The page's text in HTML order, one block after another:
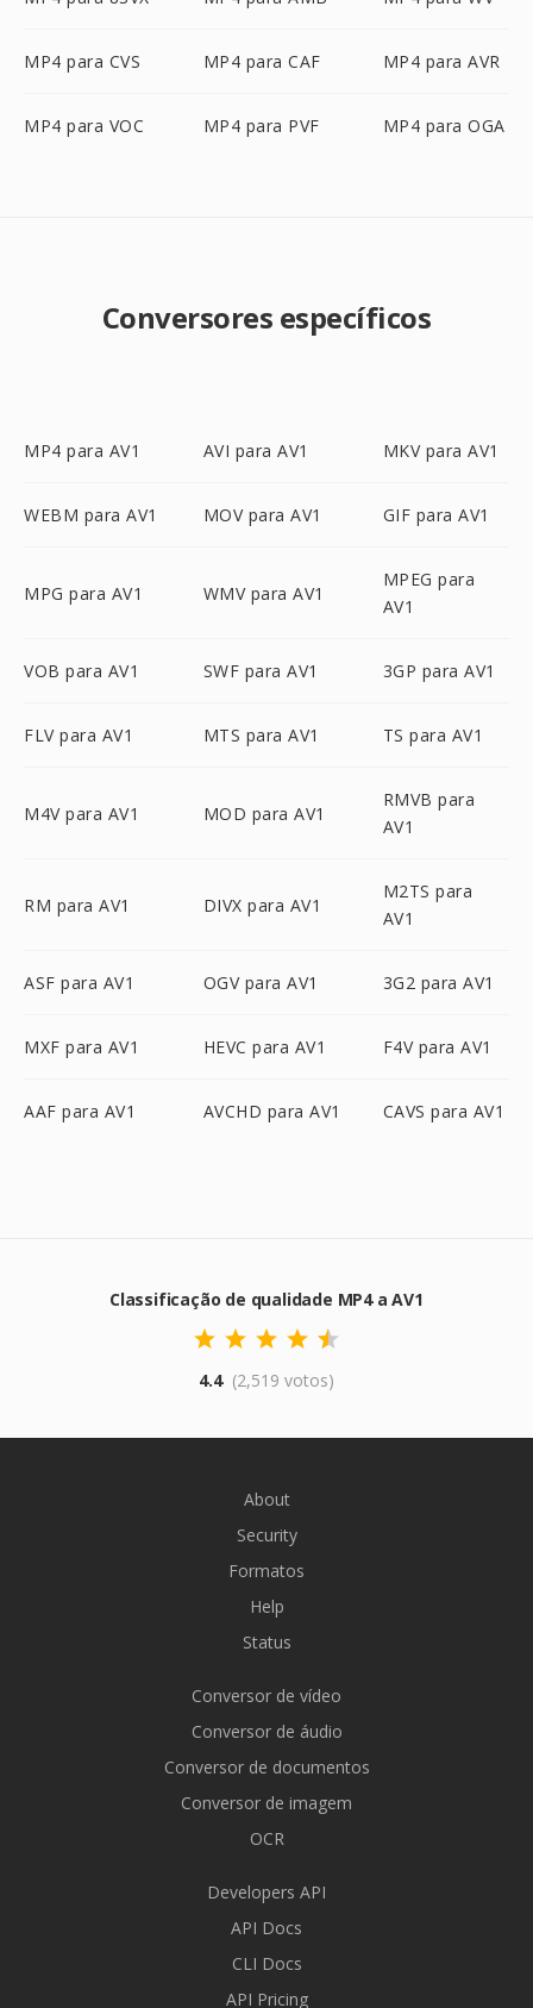
MP4 para CVS MP4 para CAF MP4 para AVR
MP4 para VOC MP4 para PVF MP4 para OGA
Conversores específicos
MP4 para AV1 AVI para AV1 MKV para AV1
WEBM para AV1 MOV para AV1 GIF para AV1
MPG para AV1 WMV para AV1
MPEG para
AV1
VOB para AV1 SWF para AV1 3GP para AV1
FLV para AV1 MTS para AV1 TS para AV1
M4V para AV1 MOD para AV1
RMVB para
AV1
RM para AV1 DIVX para AV1
M2TS para
AV1
ASF para AV1 OGV para AV1 3G2 para AV1
MXF para AV1 HEVC para AV1 F4V para AV1
AAF para AV1 AVCHD para AV1 CAVS para AV1
Classificação de qualidade MP4 a AV1
4.4 (2,519 votos)
About
Security
Formatos
Help
Status
Conversor de vídeo
Conversor de áudio
Conversor de documentos
Conversor de imagem
OCR
Developers API
API Docs
CLI Docs
API Pricing